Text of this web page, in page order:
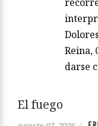
pero,
como
darse